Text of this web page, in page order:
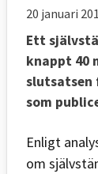
20 januari
Ett
knappt 40
slutsatsen
som
Enligt
om